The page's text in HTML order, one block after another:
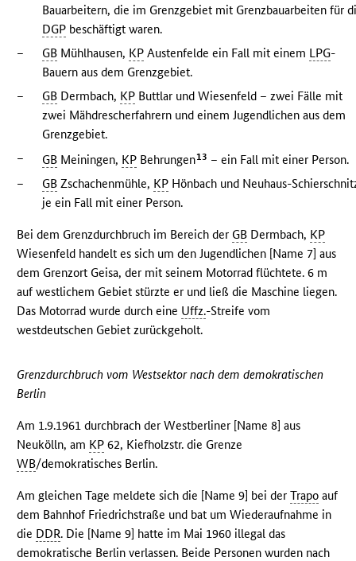
Bauarbeitern, die im Grenzgebiet mit Grenzbauarbeiten für
DGP beschäftigt waren.
–
GB Mühlhausen, KP Austenfelde ein Fall mit einem LPG-
Bauern aus dem Grenzgebiet.
–
GB Dermbach, KP Buttlar und Wiesenfeld – zwei Fälle mit
zwei Mähdrescherfahrern und einem Jugendlichen aus dem
Grenzgebiet.
–
GB Meiningen, KP Behrungen13 – ein Fall mit einer Person.
–
GB Zschachenmühle, KP Hönbach und Neuhaus-
je ein Fall mit einer Person.
Bei dem Grenzdurchbruch im Bereich der GB Dermbach, KP
Wiesenfeld handelt es sich um den Jugendlichen [Name 7] aus
dem Grenzort Geisa, der mit seinem Motorrad flüchtete. 6 m
auf westlichem Gebiet stürzte er und ließ die Maschine liegen.
Das Motorrad wurde durch eine Uffz.-Streife vom
westdeutschen Gebiet zurückgeholt.
Grenzdurchbruch vom Westsektor nach dem demokratischen
Berlin
Am 1.9.1961 durchbrach der Westberliner [Name 8] aus
Neukölln, am KP 62, Kiefholzstr. die Grenze
WB/demokratisches Berlin.
Am gleichen Tage meldete sich die [Name 9] bei derTrapo auf
dem Bahnhof Friedrichstraße und bat um Wiederaufnahme in
die DDR. Die [Name 9] hatte im Mai 1960 illegal das
demokratische Berlin verlassen. Beide Personen wurden nach